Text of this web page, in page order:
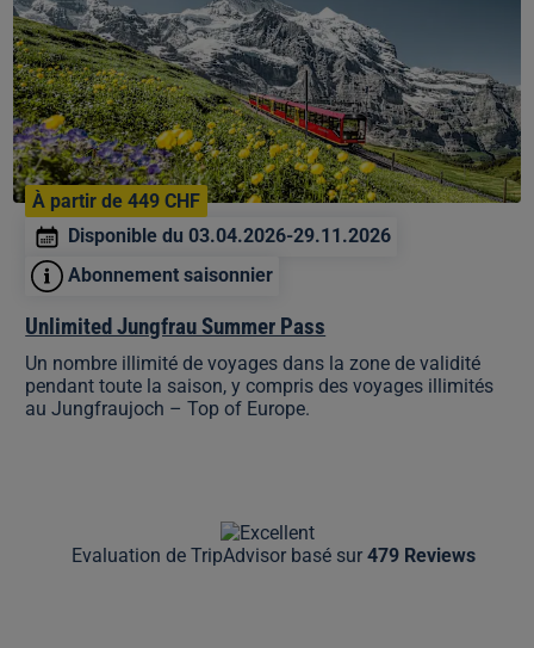
À partir de 449 CHF
Disponible du 03.04.2026-29.11.2026
Abonnement saisonnier
Unlimited Jungfrau Summer Pass
Un nombre illimité de voyages dans la zone de validité
pendant toute la saison, y compris des voyages illimités
au Jungfraujoch – Top of Europe.
Evaluation de TripAdvisor basé sur 479 Reviews